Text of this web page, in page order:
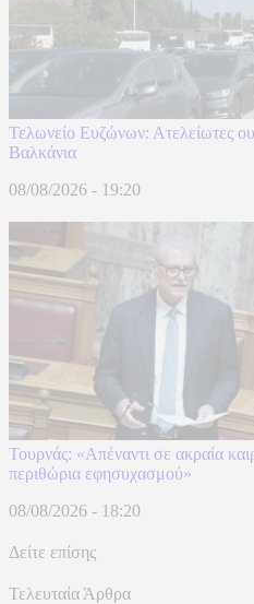
Τελωνείο Ευζώνων: Ατελείωτες
Βαλκάνια
08/08/2026 - 19:20
Τουρνάς: «Απέναντι σε ακραία
περιθώρια εφησυχασμού»
08/08/2026 - 18:20
Δείτε επίσης
Τελευταία Άρθρα